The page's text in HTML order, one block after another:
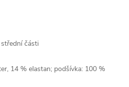
části
14 % elastan; podšívka: 100 %